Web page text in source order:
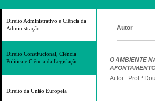
Direito Administrativo e Ciência da
Administração
Direito Constitucional, Ciência
Política e Ciência da Legislação
Direito da União Europeia
Autor
O AMBIENTE
Autor : Prof.ª
Páginas